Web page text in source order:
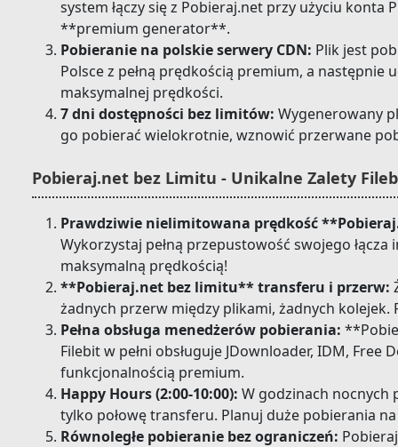
system łączy się z Pobieraj.net przy użyciu
**premium generator**.
Pobieranie na polskie serwery CDN: Plik jest
Polsce z pełną prędkością premium, a następnie
maksymalnej prędkości.
7 dni dostępności bez limitów: Wygenerowany
go pobierać wielokrotnie, wznowić przerwane
Pobieraj.net bez Limitu - Unikalne Zalety
Prawdziwie nielimitowana prędkość
Wykorzystaj pełną przepustowość swojego
maksymalną prędkością!
**Pobieraj.net bez limitu** transferu i przerw:
żadnych przerw między plikami, żadnych kolejek.
Pełna obsługa menedżerów pobierania:
Filebit w pełni obsługuje JDownloader, IDM, Free
funkcjonalnością premium.
Happy Hours (2:00-10:00): W godzinach nocnych
tylko połowę transferu. Planuj duże pobierania na
Równoległe pobieranie bez ograniczeń: